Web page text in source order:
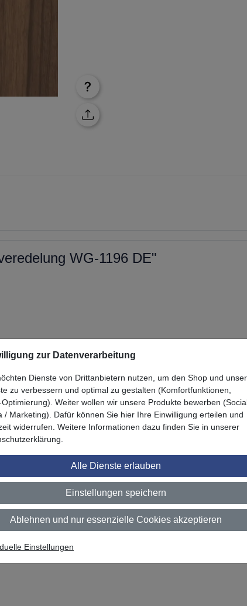
WG-1196 DE"
Zuletzt angesehen
zur Datenverarbeitung
Dienste von Drittanbietern nutzen, um den Shop und
zu verbessern und optimal zu gestalten (Komfortfunktionen,
Weiter wollen wir unsere Produkte bewerben
/ Marketing). Dafür können Sie hier Ihre Einwilligung erteilen und
widerrufen. Weitere Informationen dazu finden Sie in unserer
Alle Dienste erlauben
Einstellungen speichern
Ablehnen und nur essenzielle Cookies akzeptieren
Einstellungen